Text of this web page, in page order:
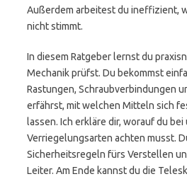
Außerdem arbeitest du ineffizient,
nicht stimmt.
In diesem Ratgeber lernst du
Mechanik prüfst. Du bekommst
Rastungen, Schraubverbindungen
erfährst, mit welchen Mitteln sich
lassen. Ich erkläre dir, worauf du
Verriegelungsarten achten musst.
Sicherheitsregeln fürs Verstellen
Leiter. Am Ende kannst du die